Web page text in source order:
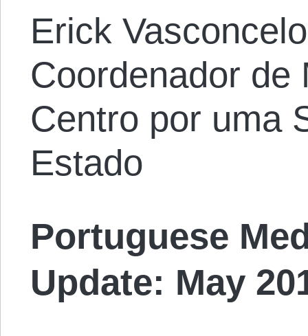
Erick
Coordenador de
Centro por uma
Estado
Portuguese
Update: May